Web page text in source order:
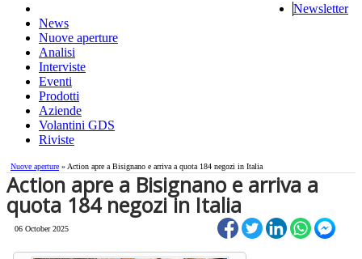
Newsletter
News
Nuove aperture
Analisi
Interviste
Eventi
Prodotti
Aziende
Volantini GDS
Riviste
Nuove aperture » Action apre a Bisignano e arriva a quota 184 negozi in Italia
Action apre a Bisignano e arriva a
quota 184 negozi in Italia
06 October 2025